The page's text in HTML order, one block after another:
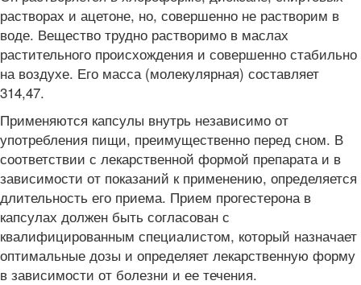
растворах и ацетоне, но, совершенно не растворим в
воде. Вещество трудно растворимо в маслах
растительного происхождения и совершенно стабильно
на воздухе. Его масса (молекулярная) составляет
314,47.
Применяются капсулы внутрь независимо от
употребления пищи, преимущественно перед сном. В
соответствии с лекарственной формой препарата и в
зависимости от показаний к применению, определяется
длительность его приема. Прием прогестерона в
капсулах должен быть согласован с
квалифицированным специалистом, который назначает
оптимальные дозы и определяет лекарственную форму
в зависимости от болезни и ее течения.